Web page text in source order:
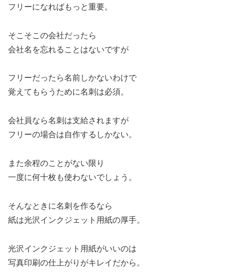
フリーになればもっと重要。
そこそこの会社だったら
会社名を忘れることはないですが
フリーだったら名前しかないわけで
覚えてもらうために名刺は必須。
会社員なら名刺は支給されますが
フリーの場合は自作するしかない。
また余程のことがない限り
一度に何十枚も使わないでしょう。
そんなときに名刺を作るなら
紙は光沢インクジェット用紙の厚手。
光沢インクジェット用紙がいいのは
写真印刷の仕上がりがキレイだから。